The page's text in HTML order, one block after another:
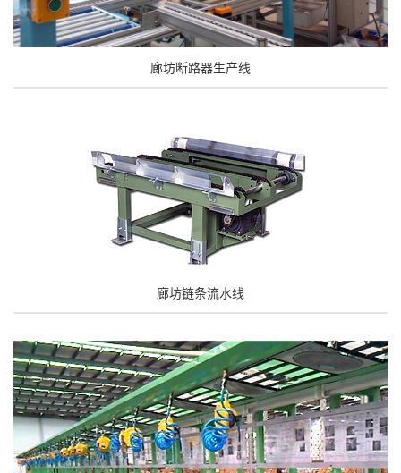
廊坊断路器生产线
廊坊链条流水线